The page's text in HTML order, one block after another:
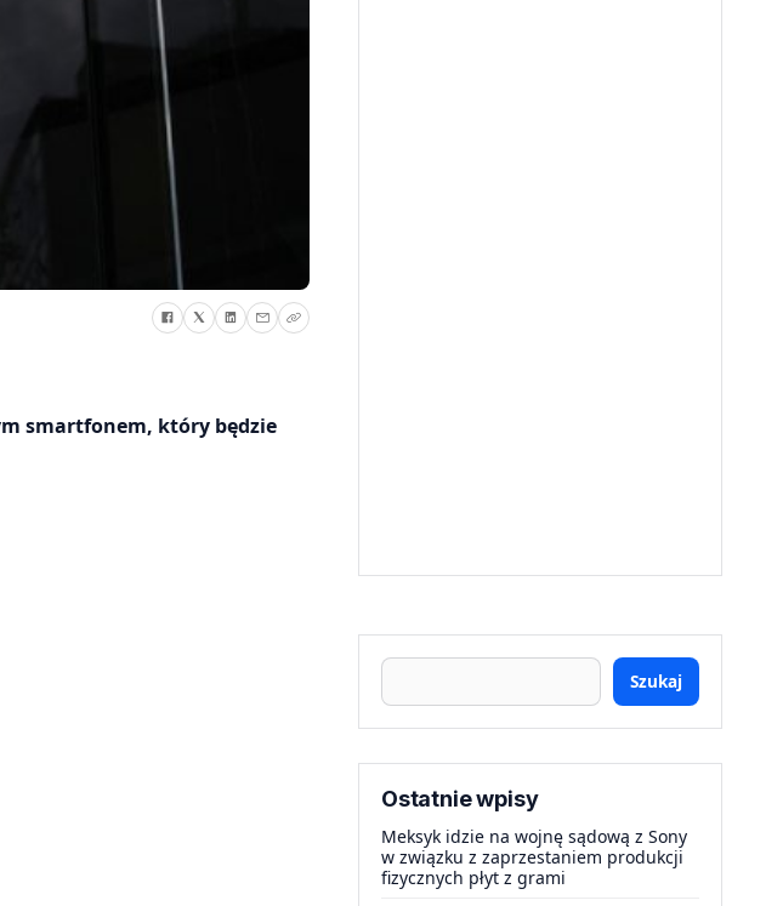
smartfonem, który będzie
Szukaj
Ostatnie wpisy
Meksyk idzie na wojnę sądową z Sony
w związku z zaprzestaniem produkcji
fizycznych płyt z grami